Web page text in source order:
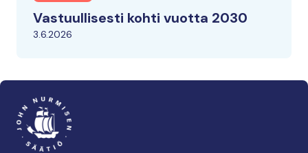
Vastuullisesti kohti vuotta 2030
3.6.2026